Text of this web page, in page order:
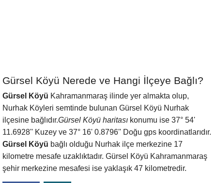
Gürsel Köyü Nerede ve Hangi İlçeye Bağlı?
Gürsel Köyü Kahramanmaraş ilinde yer almakta olup,
Nurhak Köyleri semtinde bulunan Gürsel Köyü Nurhak
ilçesine bağlıdır.Gürsel Köyü haritası konumu ise 37° 54'
11.6928'' Kuzey ve 37° 16' 0.8796'' Doğu gps koordinatlarıdır.
Gürsel Köyü bağlı olduğu Nurhak ilçe merkezine 17
kilometre mesafe uzaklıktadır. Gürsel Köyü Kahramanmaraş
şehir merkezine mesafesi ise yaklaşık 47 kilometredir.